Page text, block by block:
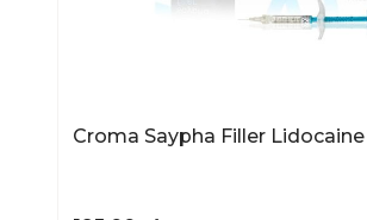
Croma Saypha Filler Lidocaine